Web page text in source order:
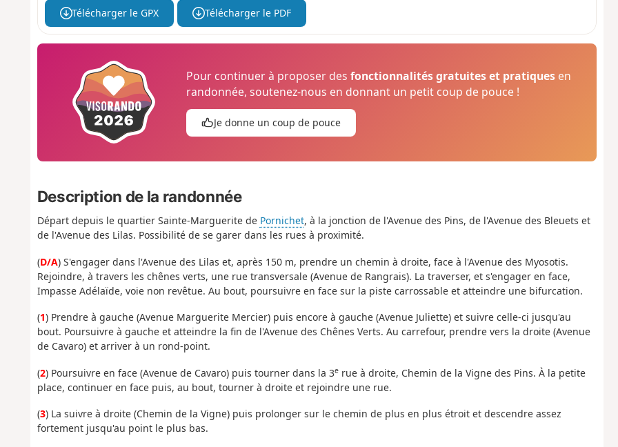
Télécharger le GPX Télécharger le PDF
Pour continuer à proposer desfonctionnalités gratuites et pratiques en
randonnée, soutenez-nous en donnant un petit coup de pouce !
Je donne un coup de pouce
Description de la randonnée
Départ depuis le quartier Sainte-Marguerite de Pornichet, à la jonction de l'Avenue des Pins, de l'Avenue des Bleuets et
de l'Avenue des Lilas. Possibilité de se garer dans les rues à proximité.
(D/A) S'engager dans l'Avenue des Lilas et, après 150 m, prendre un chemin à droite, face à l'Avenue des Myosotis.
Rejoindre, à travers les chênes verts, une rue transversale (Avenue de Rangrais). La traverser, et s'engager en face,
Impasse Adélaïde, voie non revêtue. Au bout, poursuivre en face sur la piste carrossable et atteindre une bifurcation.
(1) Prendre à gauche (Avenue Marguerite Mercier) puis encore à gauche (Avenue Juliette) et suivre celle-ci jusqu'au
bout. Poursuivre à gauche et atteindre la fin de l'Avenue des Chênes Verts. Au carrefour, prendre vers la droite (Avenue
de Cavaro) et arriver à un rond-point.
(2) Poursuivre en face (Avenue de Cavaro) puis tourner dans la 3erue à droite, Chemin de la Vigne des Pins. À la petite
place, continuer en face puis, au bout, tourner à droite et rejoindre une rue.
(3) La suivre à droite (Chemin de la Vigne) puis prolonger sur le chemin de plus en plus étroit et descendre assez
fortement jusqu'au point le plus bas.